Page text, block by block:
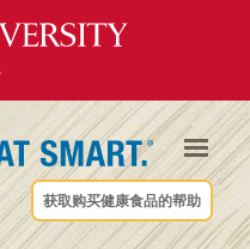
获取购买健康食品的帮助